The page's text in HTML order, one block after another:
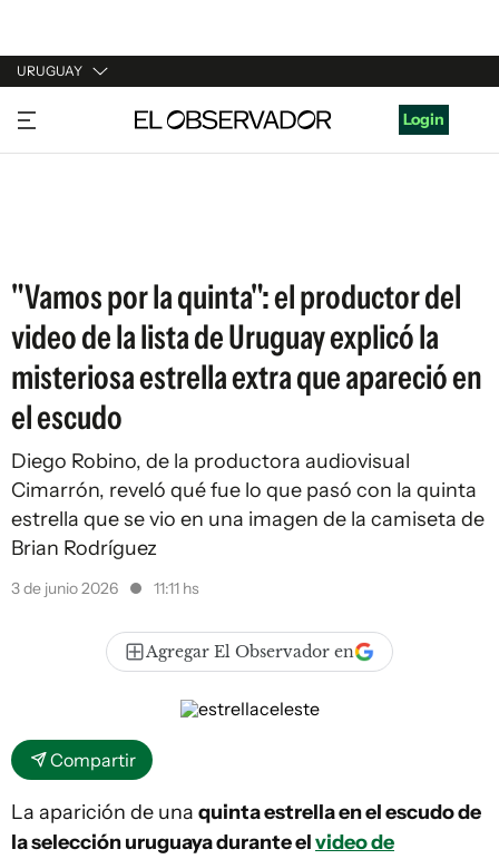
URUGUAY
URUGUAY
ARGENTINA
Login
"Vamos por la quinta": el productor del
video de la lista de Uruguay explicó la
misteriosa estrella extra que apareció en
el escudo
Diego Robino, de la productora audiovisual
Cimarrón, reveló qué fue lo que pasó con la quinta
estrella que se vio en una imagen de la camiseta de
Brian Rodríguez
3 de junio 2026 11:11 hs
Agregar El Observador en
Compartir
La aparición de una quinta estrella en el escudo de
la selección uruguaya durante elvideo de